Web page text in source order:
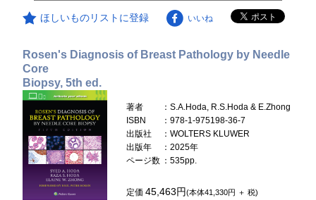
ほしいものリストに登録 いいね
Rosen's Diagnosis of Breast Pathology by Needle
Core
Biopsy, 5th ed.
著者
：S.A.Hoda, R.S.Hoda & E.Zhong
ISBN
：978-1-975198-36-7
出版社
：WOLTERS KLUWER
出版年
：2025年
ページ数 ：535pp.
定価45,463円(本体41,330円 ＋ 税)